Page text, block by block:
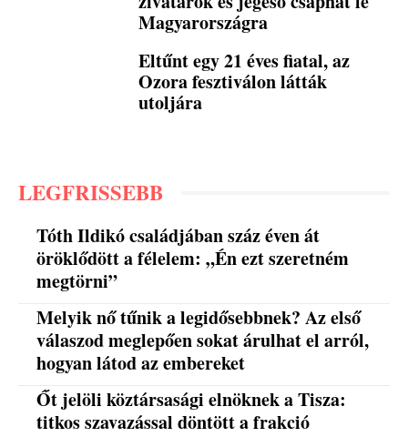
Magyarországra
Eltűnt egy 21 éves fiatal, az
Ozora fesztiválon látták
utoljára
LEGFRISSEBB
Tóth Ildikó családjában száz éven át
öröklődött a félelem: „Én ezt szeretném
megtörni”
Melyik nő tűnik a legidősebbnek? Az első
válaszod meglepően sokat árulhat el arról,
hogyan látod az embereket
Őt jelöli köztársasági elnöknek a Tisza:
titkos szavazással döntött a frakció